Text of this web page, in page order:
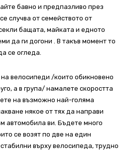
бавно и предпазливо през
случва от семейството от
бащата, майката и едното
да ги догони . В такъв момент то
се огледа.
велосипеди /които обикновено
а в група/ намалете скоростта
на възможно най-голяма
някое от тях да направи
автомобила ви. Бъдете много
се возят по две на един
върху велосипеда, трудно